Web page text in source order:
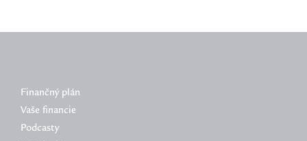
Finančný plán
Vaše financie
Podcasty